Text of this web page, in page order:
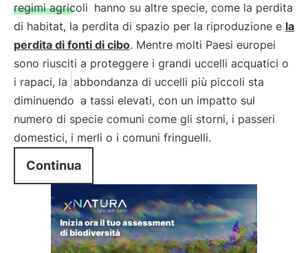
regimi agricoli hanno su altre specie, come la perdita
di habitat, la perdita di spazio per la riproduzione e la
perdita di fonti di cibo. Mentre molti Paesi europei
sono riusciti a proteggere i grandi uccelli acquatici o
i rapaci, la abbondanza di uccelli più piccoli sta
diminuendo a tassi elevati, con un impatto sul
numero di specie comuni come gli storni, i passeri
domestici, i merli o i comuni fringuelli.
Continua